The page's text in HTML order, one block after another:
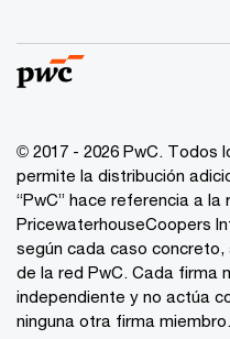
© 2017 - 2026 PwC. Todos
permite la distribución
“PwC” hace referencia a
PricewaterhouseCoopers
según cada caso
de la red PwC. Cada firma
independiente y no actúa
ninguna otra firma